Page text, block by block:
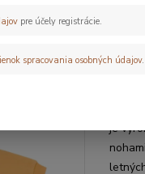
nohami
Vesmír
je
pre účely registrácie.
spracovania osobných údajov.